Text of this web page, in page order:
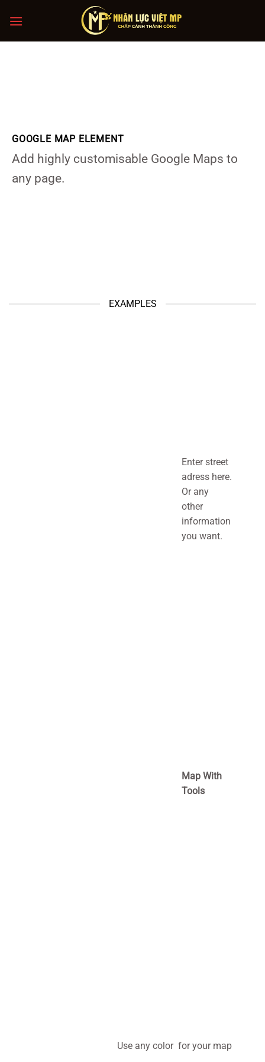
đến
GOOGLE MAP ELEMENT
Add highly customisable Google Maps to
any page.
EXAMPLES
Enter street
adress here.
Or any
other
information
you want.
Map With
Tools
Use any color for your map